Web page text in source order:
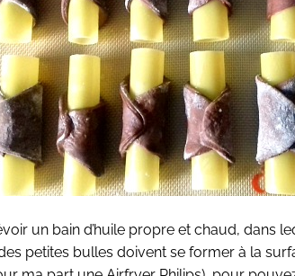
un bain d’huile propre et chaud, dans
petites bulles doivent se former à la